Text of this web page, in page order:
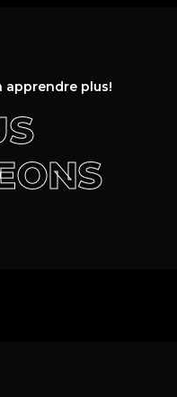
apprendre plus!